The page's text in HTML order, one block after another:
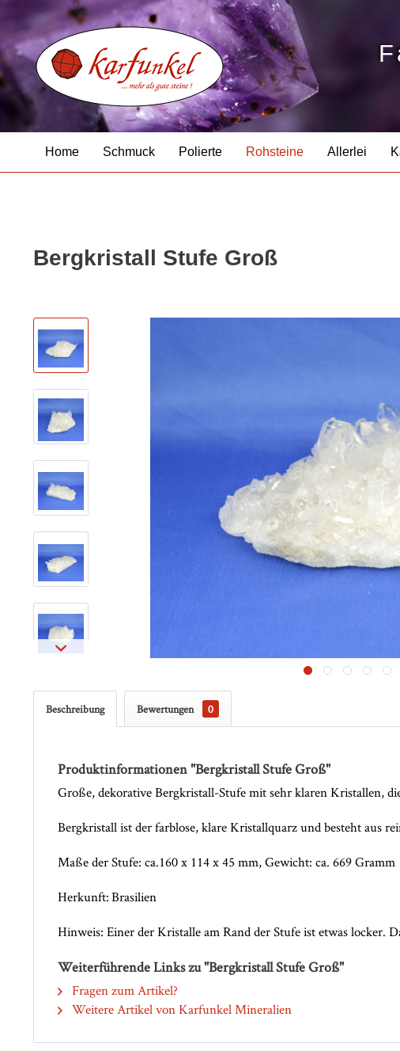
Home Schmuck Polierte Rohsteine Allerlei
Bergkristall Stufe Groß
Beschreibung Bewertungen 0
Produktinformationen "Bergkristall Stufe Groß"
Große, dekorative Bergkristall-Stufe mit sehr klaren Kristallen,
Bergkristall ist der farblose, klare Kristallquarz und besteht aus
Maße der Stufe: ca.160 x 114 x 45 mm, Gewicht: ca. 669 Gramm
Herkunft:Brasilien
Hinweis: Einer der Kristalle am Rand der Stufe ist etwas locker.
Weiterführende Links zu "Bergkristall Stufe Groß"
Fragen zum Artikel?
Weitere Artikel von Karfunkel Mineralien